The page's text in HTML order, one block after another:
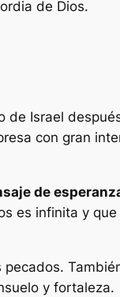
de Dios.
de Israel
con gran
de
es infinita y
y fortaleza.